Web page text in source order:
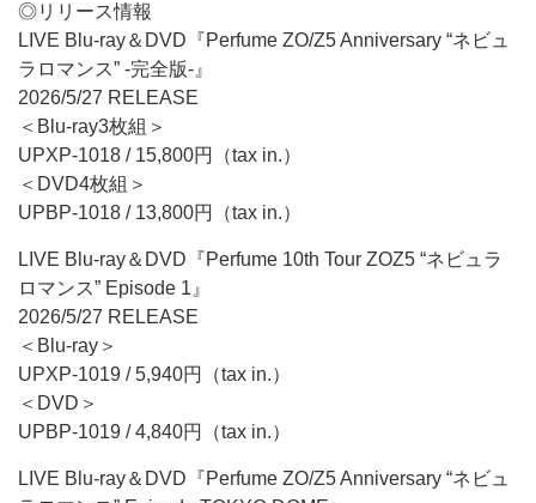
◎リリース情報
LIVE Blu-ray＆DVD『Perfume ZO/Z5 Anniversary “ネビュ
ラロマンス” -完全版-』
2026/5/27 RELEASE
＜Blu-ray3枚組＞
UPXP-1018 / 15,800円（tax in.）
＜DVD4枚組＞
UPBP-1018 / 13,800円（tax in.）
LIVE Blu-ray＆DVD『Perfume 10th Tour ZOZ5 “ネビュラ
ロマンス” Episode 1』
2026/5/27 RELEASE
＜Blu-ray＞
UPXP-1019 / 5,940円（tax in.）
＜DVD＞
UPBP-1019 / 4,840円（tax in.）
LIVE Blu-ray＆DVD『Perfume ZO/Z5 Anniversary “ネビュ